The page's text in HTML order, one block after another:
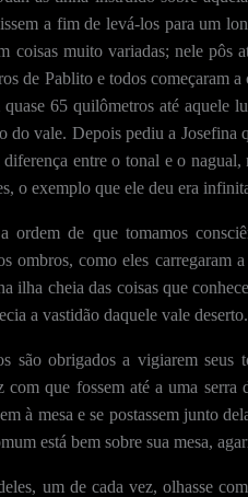
a fim de levá-los para um
coisas muito variadas; nele
de Pablito e todos começaram
quase 65 quilômetros até
do vale. Depois pediu a
entre o tonal e o
o exemplo que ele deu era
de que tomamos
ombros, como eles
ilha cheia das coisas que
a vastidão daquele vale deserto.
são obrigados a vigiarem
com que fossem até a uma
à mesa e se postassem junto
está bem sobre sua mesa,
um de cada vez, olhasse